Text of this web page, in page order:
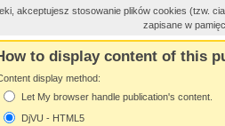
to display content of this
display method:
Let My browser handle publication's content.
DjVU - HTML5
akceptujesz stosowanie plików cookies
zapisane w